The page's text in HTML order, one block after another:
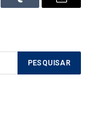
Tumblr Email